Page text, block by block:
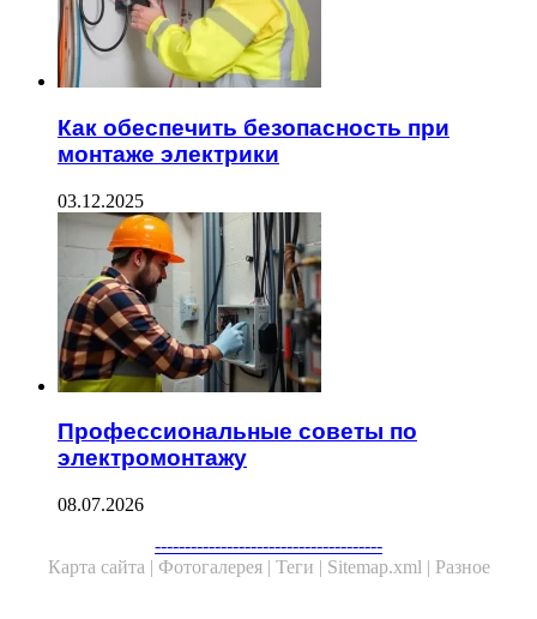
Как обеспечить безопасность при
монтаже электрики
03.12.2025
Профессиональные советы по
электромонтажу
08.07.2026
--------------------------------------
Карта сайта | Фотогалерея | Теги | Sitemap.xml | Разное